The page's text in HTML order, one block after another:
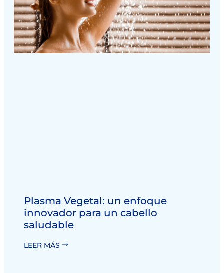
Plasma Vegetal: un enfoque
innovador para un cabello
saludable
LEER MÁS